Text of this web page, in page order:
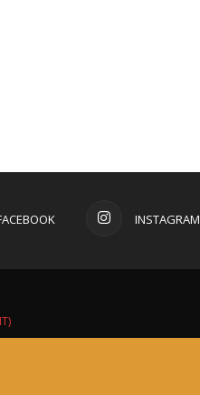
INSTAGRAM